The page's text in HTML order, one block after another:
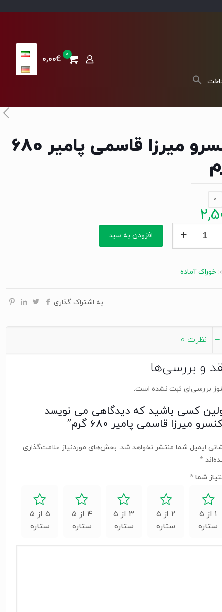
0
0,00€
کنسرو میرزا قاسمی پامیر 680
0
افزودن به سبد
خوراک آماده
به اشتراک گذاری
نظرات 0
و بررسی‌ها
بررسی‌ای ثبت نشده است.
کسی باشید که دیدگاهی می نویسد
میرزا قاسمی پامیر 680 گرم”
ایمیل شما منتشر نخواهد شد. بخش‌های موردنیاز علامت‌گذاری
*
شما *
۱ از ۵
ستاره
۲ از ۵
ستاره
۳ از ۵
ستاره
۴ از ۵
ستاره
۵ از ۵
ستاره